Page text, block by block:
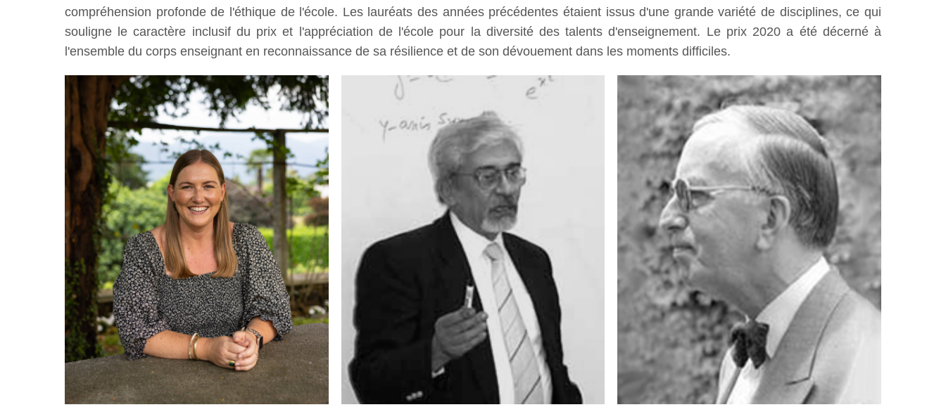
compréhension profonde de l'éthique de l'école. Les lauréats des années précédentes étaient issus d'une grande variété de disciplines, ce qui
souligne le caractère inclusif du prix et l'appréciation de l'école pour la diversité des talents d'enseignement. Le prix 2020 a été décerné à
l'ensemble du corps enseignant en reconnaissance de sa résilience et de son dévouement dans les moments difficiles.